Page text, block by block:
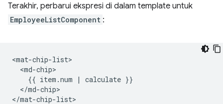
Terakhir, perbarui ekspresi di dalam template untuk
EmployeeListComponent :
<mat-chip-list>
  <md-chip>
    {{ item.num | calculate }}
  </md-chip>